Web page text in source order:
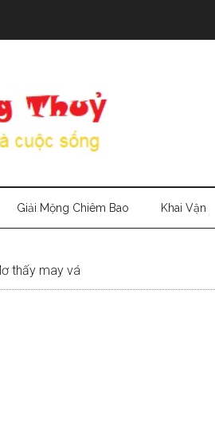
Giải Mộng Chiêm Bao Khai Vận
thấy may vá